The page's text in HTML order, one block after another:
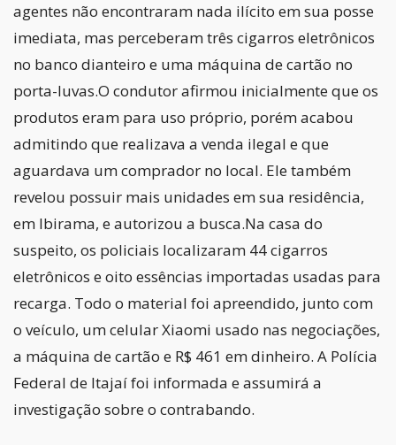
agentes não encontraram nada ilícito em sua posse
imediata, mas perceberam três cigarros eletrônicos
no banco dianteiro e uma máquina de cartão no
porta-luvas.O condutor afirmou inicialmente que os
produtos eram para uso próprio, porém acabou
admitindo que realizava a venda ilegal e que
aguardava um comprador no local. Ele também
revelou possuir mais unidades em sua residência,
em Ibirama, e autorizou a busca.Na casa do
suspeito, os policiais localizaram 44 cigarros
eletrônicos e oito essências importadas usadas para
recarga. Todo o material foi apreendido, junto com
o veículo, um celular Xiaomi usado nas negociações,
a máquina de cartão e R$ 461 em dinheiro. A Polícia
Federal de Itajaí foi informada e assumirá a
investigação sobre o contrabando.